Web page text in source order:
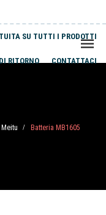
SU TUTTI I PRODOTTI
RITORNO CONTATTACI
Meitu / Batteria MB1605